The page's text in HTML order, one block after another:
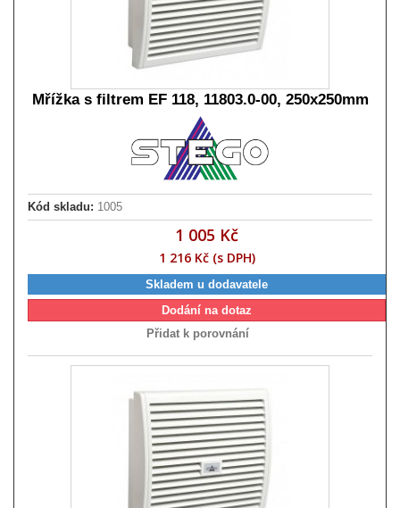
Mřížka s filtrem EF 118, 11803.0-00, 250x250mm
Kód skladu: 1005
1 005 Kč
1 216 Kč (s DPH)
Skladem u dodavatele
Dodání na dotaz
Přidat k porovnání